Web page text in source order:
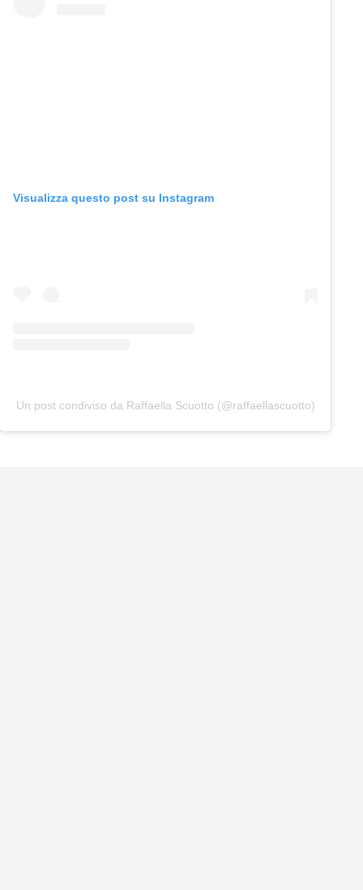
Visualizza questo post su Instagram
Un post condiviso da Raffaella Scuotto (@raffaellascuotto)